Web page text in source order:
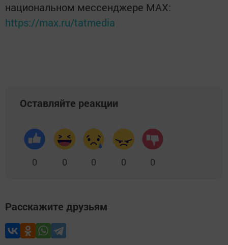
национальном мессенджере MАХ:
https://max.ru/tatmedia
Оставляйте реакции
0 0 0 0 0
Расскажите друзьям